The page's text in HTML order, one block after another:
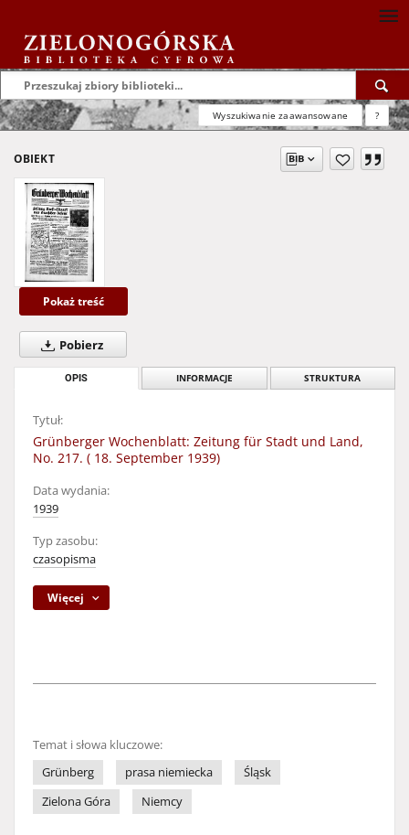
Wyszukiwanie zaawansowane ?
OBIEKT
Pokaż treść
Pobierz
OPIS INFORMACJE STRUKTURA
Tytuł:
Grünberger Wochenblatt: Zeitung für Stadt und Land,
No. 217. ( 18. September 1939)
Data wydania:
1939
Typ zasobu:
czasopisma
Więcej
Temat i słowa kluczowe:
Grünberg
prasa niemiecka
Śląsk
Zielona Góra
Niemcy